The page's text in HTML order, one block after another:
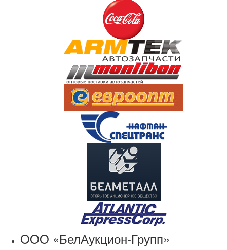
OOO «БелАукцион-Групп»